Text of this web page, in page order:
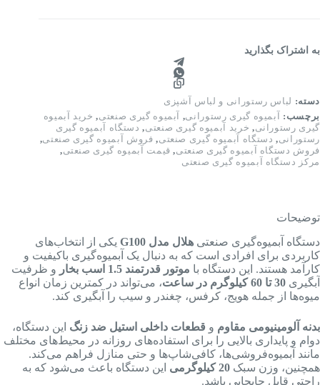
G100
به اشتراک بگذارید
دسته: لباس رستورانی و لباس آشپزی
برچسب:
آبمیوه گیری رستورانی, آبمیوه گیری صنعتی, خرید آبمیوه
گیری رستورانی, خرید آبمیوه گیری صنعتی, دستگاه آبمیوه گیری
رستورانی, دستگاه آبمیوه گیری صنعتی, فروش آبمیوه گیری صنعتی,
فروش دستگاه آبمیوه گیری صنعتی, قیمت آبمیوه گیری صنعتی,
مرکز دستگاه آبمیوه گیری صنعتی
توضیحات
دستگاه آبمیوه‌گیری صنعتی هلال مدل G100
یکی از انتخاب‌های
کاربردی برای افرادی است که به دنبال یک آبمیوه‌گیری باکیفیت و
کارآمد هستند. این دستگاه با موتور قدرتمند 1.5 اسب بخار
و ظرفیت
آبگیری 30 تا 60 کیلوگرم در ساعت
، می‌تواند در کمترین زمان انواع
میوه‌ها از جمله هویج، کرفس، چغندر و سیب را آبگیری کند.
بدنه آلومینیومی مقاوم و قطعات داخلی استیل ضد زنگ این دستگاه،
دوام و پایداری بالایی را برای استفاده‌های روزانه در محیط‌های مختلف
مانند آبمیوه‌فروشی‌ها، کافی‌شاپ‌ها و حتی منازل فراهم می‌کند.
همچنین، وزن سبک 20 کیلوگرمی
این دستگاه باعث می‌شود که به
راحتی قابل جابجایی باشد.